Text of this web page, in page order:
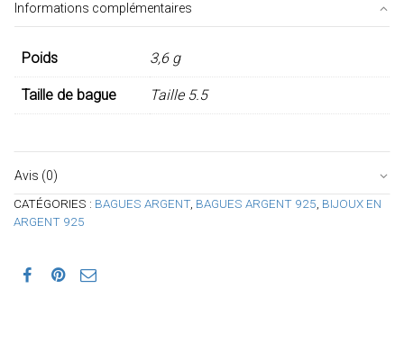
Informations complémentaires
Poids 3,6 g
Taille de bague Taille 5.5
Avis (0)
CATÉGORIES : BAGUES ARGENT, BAGUES ARGENT 925 BIJOUX EN
ARGENT 925